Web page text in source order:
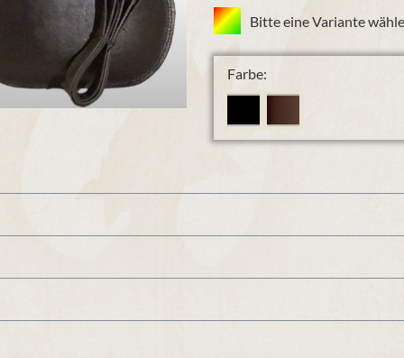
Bitte eine Variante
Farbe: